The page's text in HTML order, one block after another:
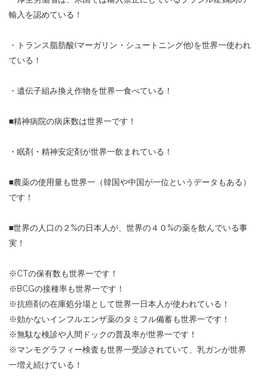
輸入を認めている！
・トランス脂肪酸(マーガリン・シュートニング他)を世界一使われ
ている！
・遺伝子組み換え作物を世界一食べている！
■精神病院の病床数は世界一です！
・眠剤・精神安定剤が世界一飲まれている！
■農薬の使用量も世界一（韓国や中国が一位というデータもある）
です！
■世界の人口の２%の日本人が、世界の４０%の薬を飲んでいる事
実！
※CTの保有数も世界一です！
※BCGの接種率も世界一です！
※抗癌剤の在庫処分場として世界一日本人が使われている！
※効かないインフルエンザ薬のタミフル備蓄も世界一です！
※無駄な検診や人間ドックの普及率が世界一です！
※マンモグラフィー検査も世界一受診されていて、乳ガンが世界
一増え続けている！